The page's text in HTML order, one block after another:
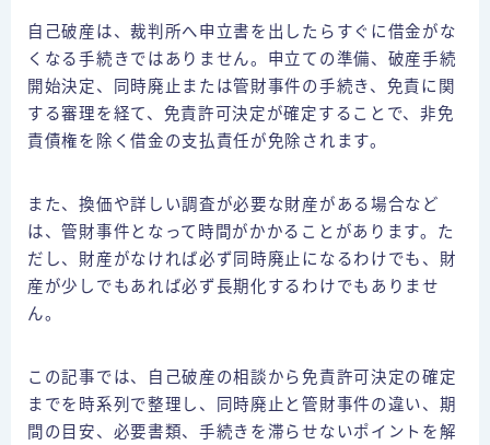
自己破産の費用
闇金
プライバシーポリシー
運営者情報
自己破産は、裁判所へ申立書を出したらすぐに借金がな
くなる手続きではありません。申立ての準備、破産手続
開始決定、同時廃止または管財事件の手続き、免責に関
する審理を経て、免責許可決定が確定することで、非免
責債権を除く借金の支払責任が免除されます。
また、換価や詳しい調査が必要な財産がある場合など
は、管財事件となって時間がかかることがあります。た
だし、財産がなければ必ず同時廃止になるわけでも、財
産が少しでもあれば必ず長期化するわけでもありませ
ん。
この記事では、自己破産の相談から免責許可決定の確定
までを時系列で整理し、同時廃止と管財事件の違い、期
間の目安、必要書類、手続きを滞らせないポイントを解